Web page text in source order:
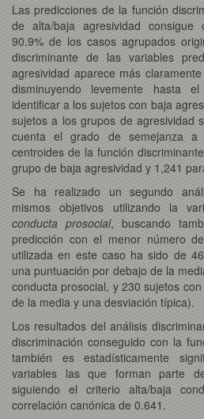
Las predicciones de la función
de alta/baja agresividad consigue
90.9% de los casos agrupados
discriminante de las variables
agresividad aparece más
disminuyendo levemente hasta
identificar a los sujetos con baja
sujetos a los grupos de agresividad
cuenta el grado de semejanza a
centroides de la función
grupo de baja agresividad y 1,241
Se ha realizado un segundo
mismos objetivos utilizando la
conducta prosocial, buscando
predicción con el menor número
utilizada en este caso ha sido de
una puntuación por debajo de la
conducta prosocial, y 230 sujetos
de la media y una desviación típica).
Los resultados del análisis
discriminación conseguido con la
también es estadísticamente
variables las que forman parte
siguiendo el criterio alta/baja
correlación canónica de 0.641.